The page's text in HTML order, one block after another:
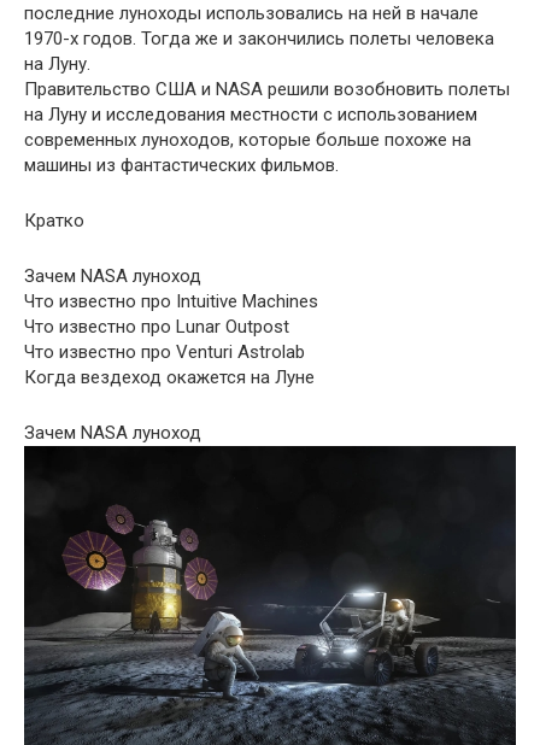
последние луноходы использовались на ней в начале
1970-х годов. Тогда же и закончились полеты человека
на Луну.
Правительство США и NASA решили возобновить полеты
на Луну и исследования местности с использованием
современных луноходов, которые больше похоже на
машины из фантастических фильмов.
Кратко
Зачем NASA луноход
Что известно про Intuitive Machines
Что известно про Lunar Outpost
Что известно про Venturi Astrolab
Когда вездеход окажется на Луне
Зачем NASA луноход